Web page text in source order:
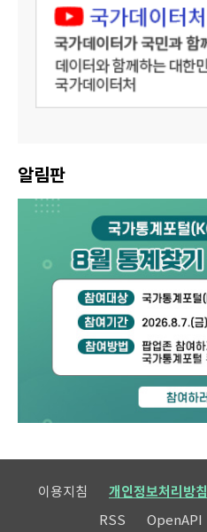
알림판
이용지침 개인정보처리방침
RSS
OpenAPI